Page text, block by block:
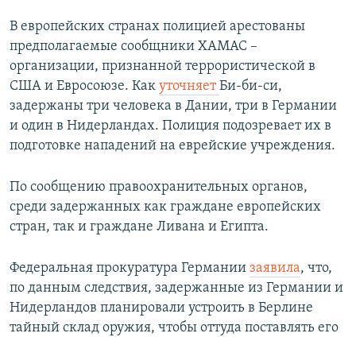
Все сайты РСЕ/РС
В европейских странах полицией арестованы
предполагаемые сообщники ХАМАС –
организации, признанной террористической в
США и Евросоюзе. Как уточняетБи-би-си,
задержаны три человека в Дании, три в Германии
и один в Нидерландах. Полиция подозревает их в
подготовке нападений на еврейские учреждения.
По сообщению правоохранительных органов,
среди задержанных как граждане европейских
стран, так и граждане Ливана и Египта.
Федеральная прокуратура Германии заявила, что,
по данным следствия, задержанные из Германии и
Нидерландов планировали устроить в Берлине
тайный склад оружия, чтобы оттуда поставлять его